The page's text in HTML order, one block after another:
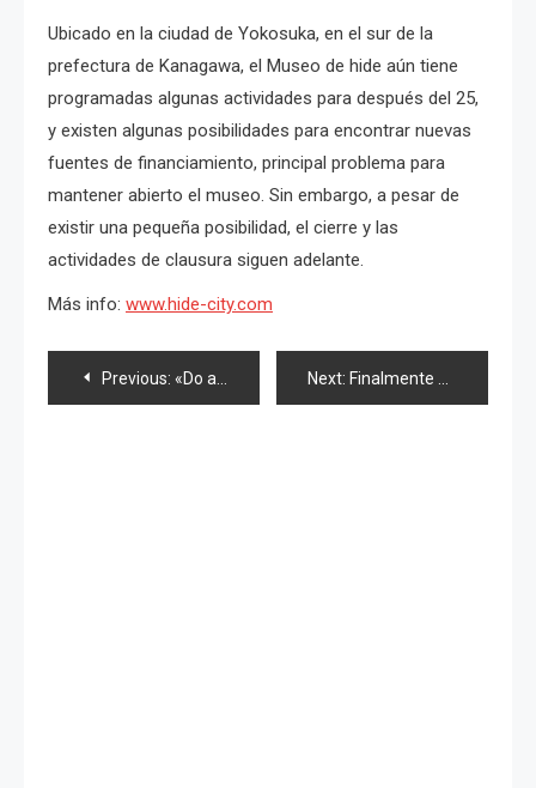
Ubicado en la ciudad de Yokosuka, en el sur de la
prefectura de Kanagawa, el Museo de hide aún tiene
programadas algunas actividades para después del 25,
y existen algunas posibilidades para encontrar nuevas
fuentes de financiamiento, principal problema para
mantener abierto el museo. Sin embargo, a pesar de
existir una pequeña posibilidad, el cierre y las
actividades de clausura siguen adelante.
Más info: www.hide-city.com
Navegación
Previous: «Do as Infinity» se disuelve. Ofrecerán concierto de despedida. Next: Finalmente sale el nuevo single de Ayaya